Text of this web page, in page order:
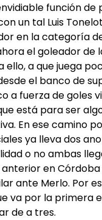
función de
un tal Luis
en la categoría
el goleador de
ello, a que juega
el banco de
a fuerza de goles
está para ser
En ese camino
ya lleva dos
o no ambas
en
ante Merlo. Por
va por la primera
de a tres.